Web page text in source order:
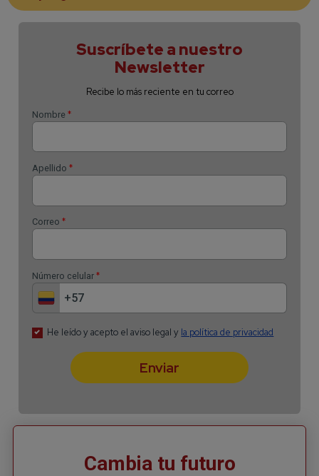
Cambia tu futuro